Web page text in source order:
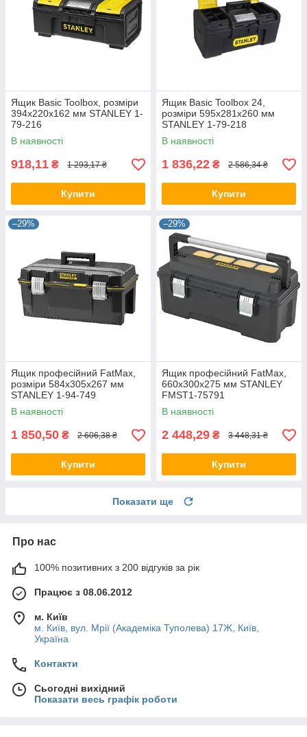
Ящик Basic Toolbox, розміри
394x220x162 мм STANLEY 1-
79-216
В наявності
918,11 ₴ 1 293,17 ₴
Купити
Ящик Basic Toolbox 24,
розміри 595x281x260 мм
STANLEY 1-79-218
В наявності
1 836,22 ₴ 2 586,34 ₴
Купити
–29%
Ящик професійний FatMax,
розміри 584x305x267 мм
STANLEY 1-94-749
В наявності
1 850,50 ₴ 2 606,38 ₴
Купити
–29%
Ящик професійний FatMax,
660x300x275 мм STANLEY
FMST1-75791
В наявності
2 448,29 ₴ 3 448,31 ₴
Купити
Показати ще
Про нас
100% позитивних з 200 відгуків за рік
Працює з 08.06.2012
м. Київ
м. Київ, вул. Мрії (Академіка Туполева) 17Ж, Київ,
Україна
Контакти
Сьогодні вихідний
Показати весь графік роботи